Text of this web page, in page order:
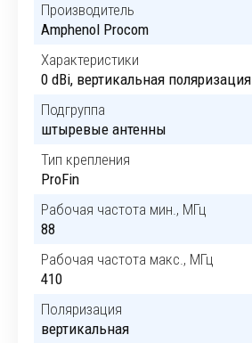
Производитель
Amphenol Procom
Характеристики
0 dBi, вертикальная поляризация
Подгруппа
штыревые антенны
Тип крепления
ProFin
Рабочая частота мин., МГц
88
Рабочая частота макс., МГц
410
Поляризация
вертикальная